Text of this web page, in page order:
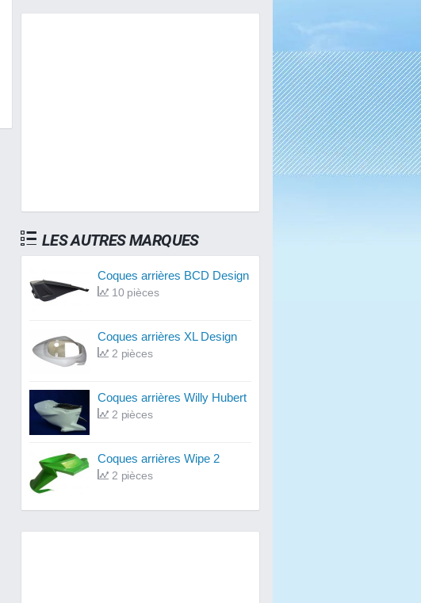
LES AUTRES MARQUES
Coques arrières BCD Design
10 pièces
Coques arrières XL Design
2 pièces
Coques arrières Willy Hubert
2 pièces
Coques arrières Wipe 2
2 pièces